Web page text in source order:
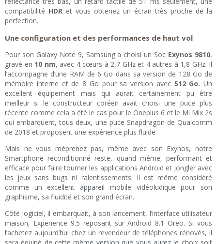
compatibilité HDR et vous obtenez un écran très proche de la
perfection.
Une configuration et des performances de haut vol
Pour son Galaxy Note 9, Samsung a choisi un Soc Exynos 9810,
gravé en 10 nm, avec 4 cœurs à 2,7 GHz et 4 autres à 1,8 GHz. Il
l’accompagne d’une RAM de 6 Go dans sa version de 128 Go de
mémoire interne et de 8 Go pour sa version avec 512 Go. Un
excellent équipement mais qui aurait certainement pu être
meilleur si le constructeur coréen avait choisi une puce plus
récente comme cela a été le cas pour le Oneplus 6 et le Mi Mix 2s
qui embarquent, tous deux, une puce Snapdragon de Qualcomm
de 2018 et proposent une expérience plus fluide.
Mais ne vous méprenez pas, même avec son Exynos, notre
Smartphone reconditionné reste, quand même, performant et
efficace pour faire tourner les applications Android et jongler avec
les jeux sans bugs ni ralentissements. Il est même considéré
comme un excellent appareil mobile vidéoludique pour son
graphisme, sa fluidité et son grand écran.
Côté logiciel, il embarquait, à son lancement, l’interface utilisateur
maison, Experience 9.5 reposant sur Android 8.1 Oreo. Si vous
l’achetez aujourd’hui chez un revendeur de téléphones rénovés, il